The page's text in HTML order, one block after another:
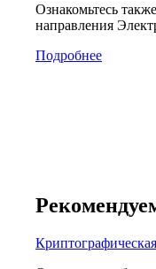
Ознакомьтесь
направления
Подробнее